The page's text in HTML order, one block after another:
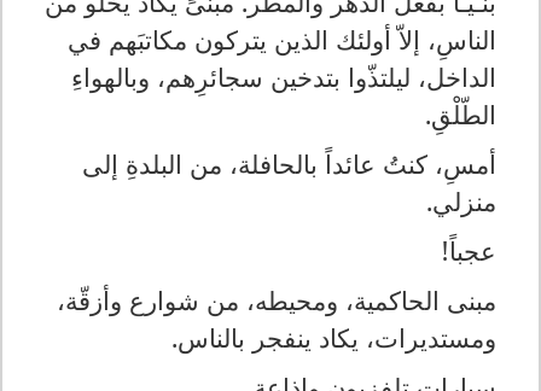
الناسِ، إلاّ أولئك الذين يتركون مكاتبَهم في
الداخل، ليلتذّوا بتدخين سجائرِهم، وبالهواءِ
الطّلْقِ.
أمسِ، كنتُ عائداً بالحافلة، من البلدةِ إلى
منزلي.
عجباً!
مبنى الحاكمية، ومحيطه، من شوارع وأزقّة،
ومستديرات، يكاد ينفجر بالناس.